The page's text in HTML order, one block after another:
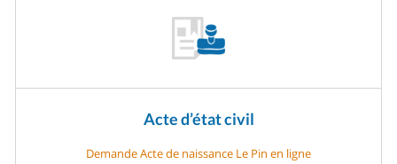
Acte d’état civil
Demande Acte de naissance Le Pin en ligne